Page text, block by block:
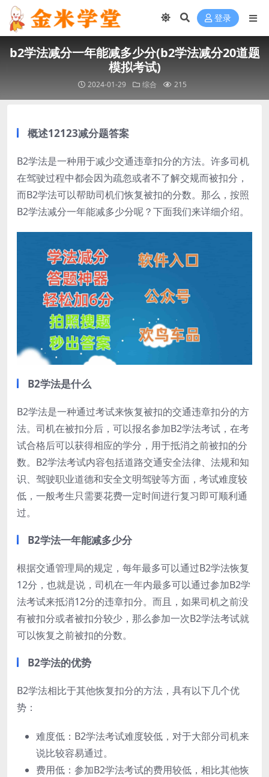
登录
b2学法减分一年能减多少分(b2学法减分20道题
模拟考试)
2024-01-29 综合 215
概述12123减分题答案
B2学法是一种用于减少交通违章扣分的方法。许多司机
在驾驶过程中都会因为疏忽或者不了解交规而被扣分，
而B2学法可以帮助司机们恢复被扣的分数。那么，按照
B2学法减分一年能减多少分呢？下面我们来详细介绍。
B2学法是什么
B2学法是一种通过考试来恢复被扣的交通违章扣分的方
法。司机在被扣分后，可以报名参加B2学法考试，在考
试合格后可以获得相应的学分，用于抵消之前被扣的分
数。B2学法考试内容包括道路交通安全法律、法规和知
识、驾驶职业道德和安全文明驾驶等方面，考试难度较
低，一般考生只需要花费一定时间进行复习即可顺利通
过。
B2学法一年能减多少分
根据交通管理局的规定，每年最多可以通过B2学法恢复
12分，也就是说，司机在一年内最多可以通过参加B2学
法考试来抵消12分的违章扣分。而且，如果司机之前没
有被扣分或者被扣分较少，那么参加一次B2学法考试就
可以恢复之前被扣的分数。
B2学法的优势
B2学法相比于其他恢复扣分的方法，具有以下几个优
势：
难度低：B2学法考试难度较低，对于大部分司机来
说比较容易通过。
费用低：参加B2学法考试的费用较低，相比其他恢